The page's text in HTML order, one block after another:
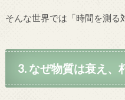
そんな世界では「時間を測る
3. なぜ物質は衰え、